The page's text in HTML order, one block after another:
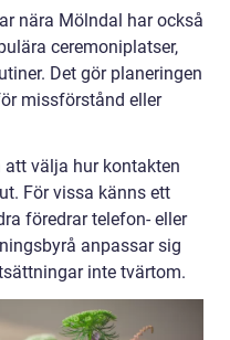
nära Mölndal har också
ceremoniplatser,
Det gör planeringen
missförstånd eller
välja hur kontakten
För vissa känns ett
föredrar telefon- eller
anpassar sig
inte tvärtom.